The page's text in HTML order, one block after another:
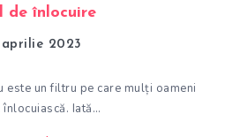
de înlocuire
2023
este un filtru pe care mulți oameni
înlocuiască. Iată…